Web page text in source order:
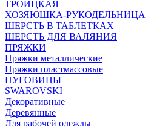
ТРОИЦКАЯ
ХОЗЯЮШКА-РУКОДЕЛЬНИЦА
ШЕРСТЬ В ТАБЛЕТКАХ
ШЕРСТЬ ДЛЯ ВАЛЯНИЯ
ПРЯЖКИ
Пряжки металлические
Пряжки пластмассовые
ПУГОВИЦЫ
SWAROVSKI
Декоративные
Деревянные
Для рабочей одежды